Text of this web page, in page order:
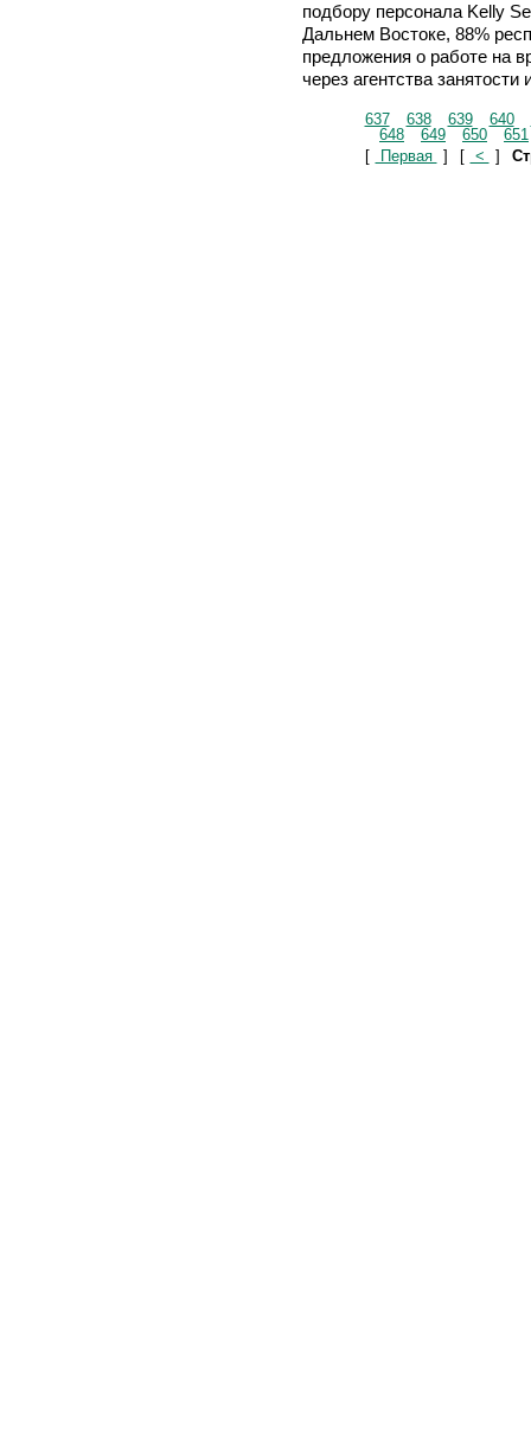
подбору персонала Kelly
Дальнем Востоке, 88%
предложения о работе на
через агентства
637 638 639 640
648
649 650
651
[
Первая ] [ < ]